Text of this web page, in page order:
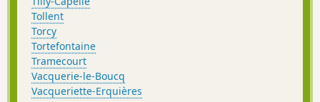
Tollent
Torcy
Tortefontaine
Tramecourt
Vacquerie-le-Boucq
Vacqueriette-Erquières